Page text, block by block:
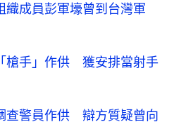
織成員彭軍壕曾到台灣軍
槍手」作供 獲安排當射手
查警員作供 辯方質疑曾向